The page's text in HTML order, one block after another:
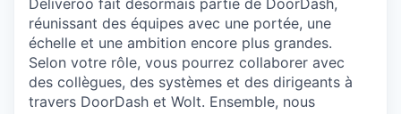
Deliveroo fait désormais partie de DoorDash,
réunissant des équipes avec une portée, une
échelle et une ambition encore plus grandes.
Selon votre rôle, vous pourrez collaborer avec
des collègues, des systèmes et des dirigeants à
travers DoorDash et Wolt. Ensemble, nous